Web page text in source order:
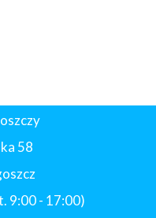
58
9:00 - 17:00)